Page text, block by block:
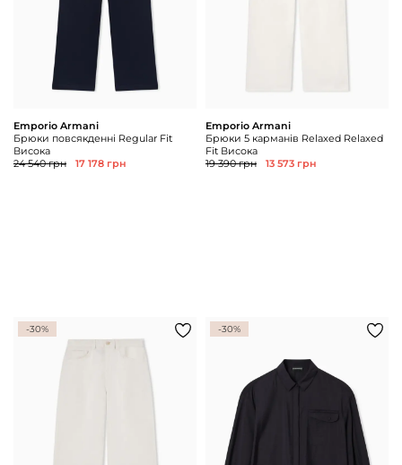
Emporio Armani
Брюки повсякденні Regular Fit
Висока
24 540 грн
17 178 грн
Emporio Armani
Брюки 5 карманів Relaxed Relaxed
Fit Висока
19 390 грн
13 573 грн
-30% -30%